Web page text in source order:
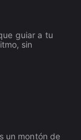
guiar a tu
sin
un montón de